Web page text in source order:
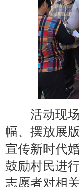
活动现场
幅、摆放展
宣传新时代
鼓励村民进
志愿者对相